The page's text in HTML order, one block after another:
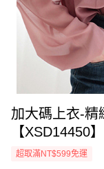
加大碼上衣-精
【XSD14450
超取滿NT$599免運